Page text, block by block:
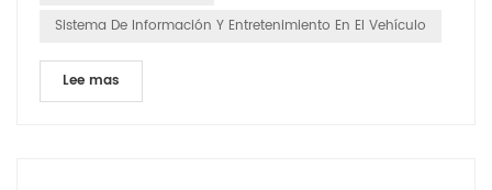
Sistema De Información Y Entretenimiento En El Vehículo
Lee mas